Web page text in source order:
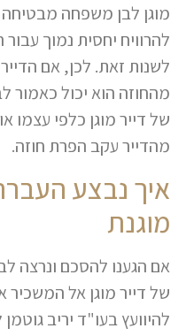
מוגן לבן משפחה
להרוויח יחסית נמוך עבור
לשנות זאת. לכן, אם
מהחוזה הוא יכול כאמור
של דייר מוגן כלפי עצמו
מהדייר עקב הפרת חוזה.
איך נבצע
מוגנת
אם הגענו להסכם ונרצה
של דייר מוגן אל המשכיר
להיוועץ בעו"ד יריב